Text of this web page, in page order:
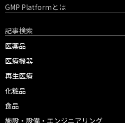
GMP Platformとは
記事検索
医薬品
医療機器
再生医療
化粧品
食品
施設・設備・エンジニアリング